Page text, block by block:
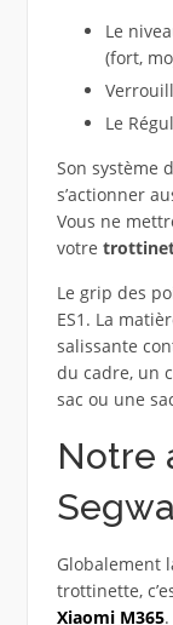
Le
(fort,
Le
Son système
s’actionner
Vous ne
votre
Le grip des
ES1. La
salissante
du cadre, un
sac ou une
Notre
Globalement
trottinette,
Xiaomi M365.